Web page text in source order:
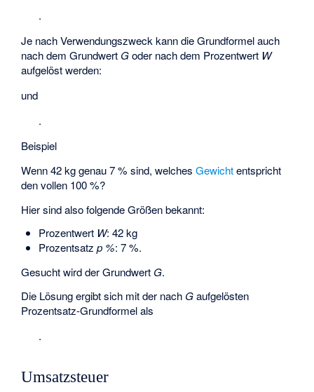
.
Je nach Verwendungszweck kann die Grundformel auch
nach dem Grundwert Goder nach dem Prozentwert W
aufgelöst werden:
und
.
Beispiel
Wenn 42 kg genau 7 % sind, welchesGewichtentspricht
den vollen 100 %?
Hier sind also folgende Größen bekannt:
Prozentwert W: 42 kg
Prozentsatz p %: 7 %.
Gesucht wird der Grundwert G.
Die Lösung ergibt sich mit der nach Gaufgelösten
Prozentsatz-Grundformel als
.
Umsatzsteuer